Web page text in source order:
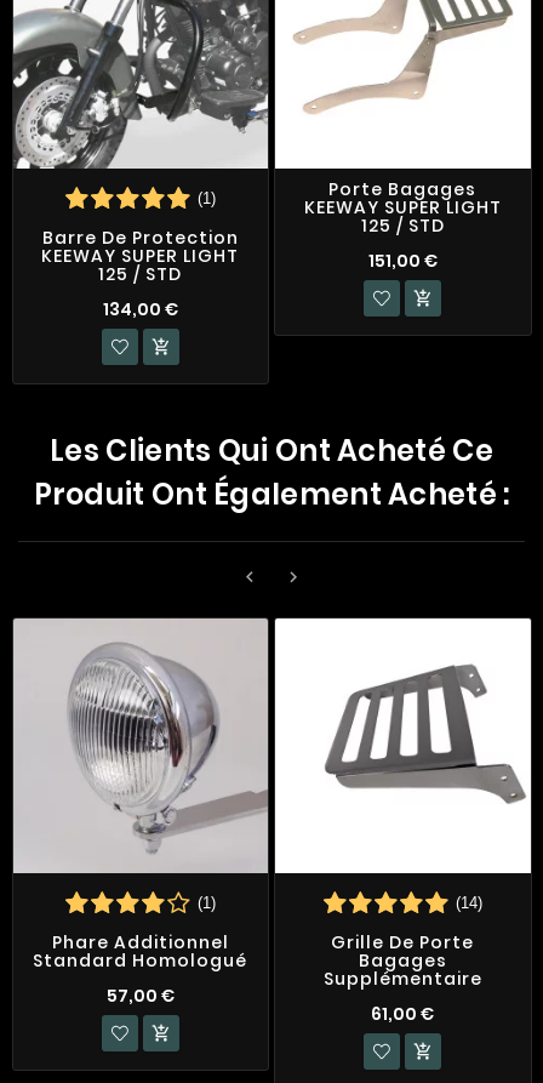
(1)
Barre De Protection
KEEWAY SUPER LIGHT
125 / STD
134,00 €

Porte Bagages
KEEWAY SUPER LIGHT
125 / STD
151,00 €

Les Clients Qui Ont Acheté Ce
Produit Ont Également Acheté :
 
(1)
Phare Additionnel
Standard Homologué
57,00 €

(14)
Grille De Porte
Bagages
Supplémentaire
61,00 €
